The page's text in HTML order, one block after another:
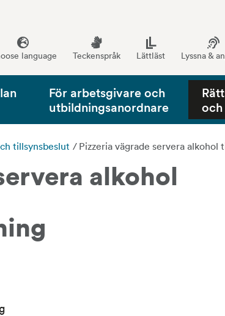
language Teckenspråk Lättläst Lyssna &
För arbetsgivare och
utbildningsanordnare
tillsynsbeslut / Pizzeria vägrade servera
alkohol